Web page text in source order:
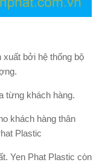
bởi hệ thống bộ
từng khách hàng.
khách hàng thân
Plastic
Yen Phat Plastic còn